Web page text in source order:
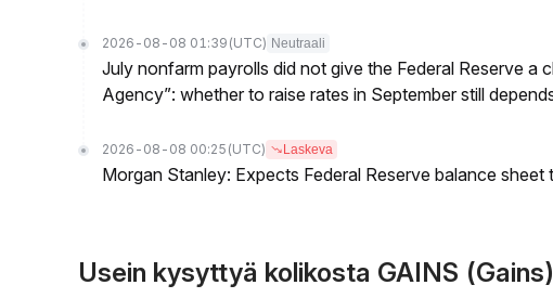
2026-08-08 01:39 (UTC) Neutraali
July nonfarm payrolls did not give the Federal Reserve a
Agency”: whether to raise rates in September still
2026-08-08 00:25 (UTC) Laskeva
Morgan Stanley: Expects Federal Reserve balance
Usein kysyttyä kolikosta GAINS (Gains)